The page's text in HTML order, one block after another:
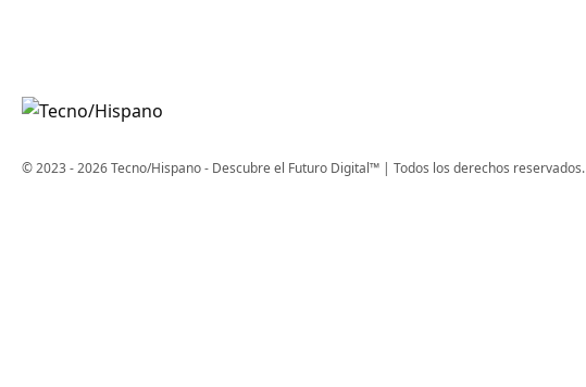
© 2023 - 2026 Tecno/Hispano - Descubre el Futuro Digital™ | Todos los derechos reservados.